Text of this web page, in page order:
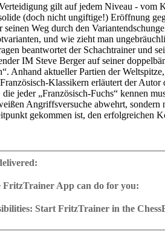
gilt auf jedem Niveau - vom
(doch nicht ungiftige!) Eröffnung
seinen Weg durch den
und wie zieht man
beantwortet der Schachtrainer und
IM Steve Berger auf seiner
Anhand aktueller Partien der
Klassikern erläutert der Autor
jeder „Französisch-Fuchs“ kennen
Angriffsversuche abwehrt, sondern
gekommen ist, den erfolgreichen
3.Sc3 Sf6 4.e5 Sfd7, in der oft ein sehr
Schwerpunkt auf dem
gegen die die Vorstoßvariante
Französisch Band 1 + 2“ ein
Windows
a running time of approx. 4-8 hrs.
or in ChessBase)
FritzTrainer App can do for you:
in the Fritztrainer app or in the
can be switched on at any time
Start FritzTrainer in the